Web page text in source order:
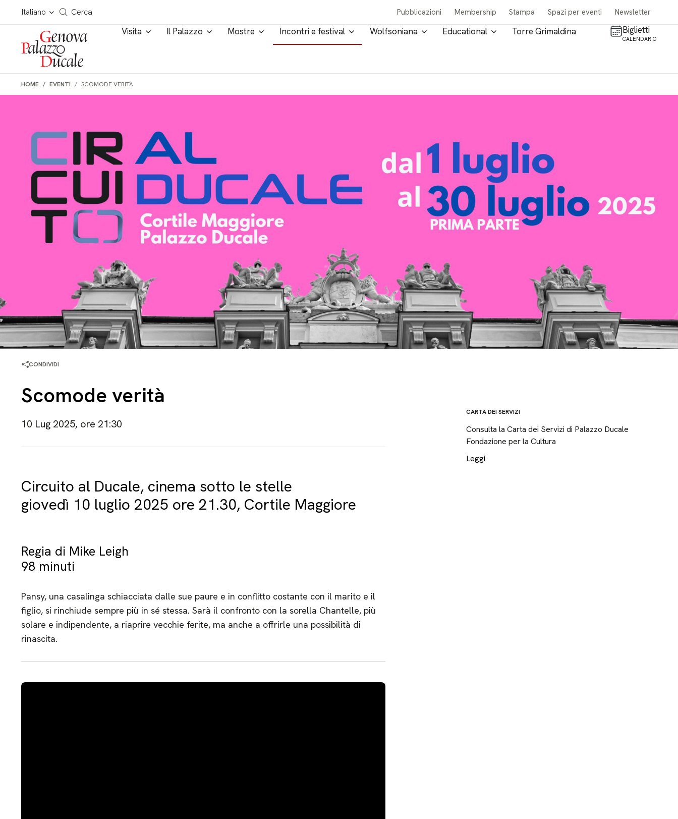
Salta al contenuto
Italiano
Cerca in tutto il sito
Cerca Pubblicazioni Membership Stampa Spazi per eventi Newsletter
Visita Il Palazzo Mostre Incontri e festival Wolfsoniana Educational Torre Grimaldina Biglietti
CALENDARIO
HOME EVENTI SCOMODE VERITÀ
CONDIVIDI
Scomode verità
10 Lug 2025, ore 21:30
Circuito al Ducale, cinema sotto le stelle
giovedì 10 luglio 2025 ore 21.30, Cortile Maggiore
Regia di Mike Leigh
98 minuti
Pansy, una casalinga schiacciata dalle sue paure e in conflitto costante con il marito e il
figlio, si rinchiude sempre più in sé stessa. Sarà il confronto con la sorella Chantelle, più
solare e indipendente, a riaprire vecchie ferite, ma anche a offrirle una possibilità di
rinascita.
CARTA DEI SERVIZI
Consulta la Carta dei Servizi di Palazzo Ducale
Fondazione per la Cultura
Leggi